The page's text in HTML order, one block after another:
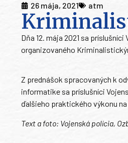
26 mája, 2021 atm
Dňa 12. mája 2021 sa
organizovaného
Z prednášok spracovaných k
informatike sa príslušníci
ďalšieho praktického výkonu
Text a foto: Vojenská polícia,